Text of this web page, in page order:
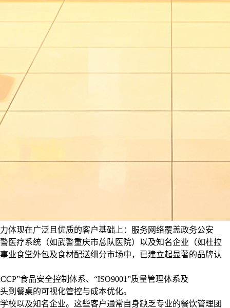
体现在广泛且优质的客户基础上：服务网络覆盖政务公安
医疗系统（如武警重庆市总队医院）以及知名企业（如杜拉
业食堂外包及食材配送细分市场中，已建立起显著的品牌认
食品安全控制体系、“ISO9001”质量管理体系及
到餐桌的可视化管控与成本优化。
校以及知名企业。这些客户通常自身缺乏专业的餐饮管理团